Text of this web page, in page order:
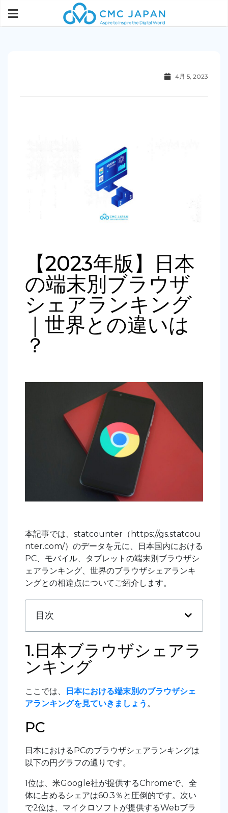
4月 5, 2023
【2023年版】日本
の端末別ブラウザ
シェアランキング
｜世界との違いは
？
本記事では、statcounter（https://gs.statcou
nter.com/）のデータを元に、日本国内における
PC、モバイル、タブレットの端末別ブラウザシ
ェアランキング、世界のブラウザシェアランキ
ングとの相違点についてご紹介します。
目次
1.日本ブラウザシェアラ
ンキング
ここでは、
日本における端末別のブラウザシェ
アランキングを見ていきましょう 。
PC
日本におけるPCのブラウザシェアランキングは
以下の円グラフの通りです。
1位は、米Google社が提供するChromeで、全
体に占めるシェアは60.3％と圧倒的です。次い
で2位は、マイクロソフトが提供するWebブラ